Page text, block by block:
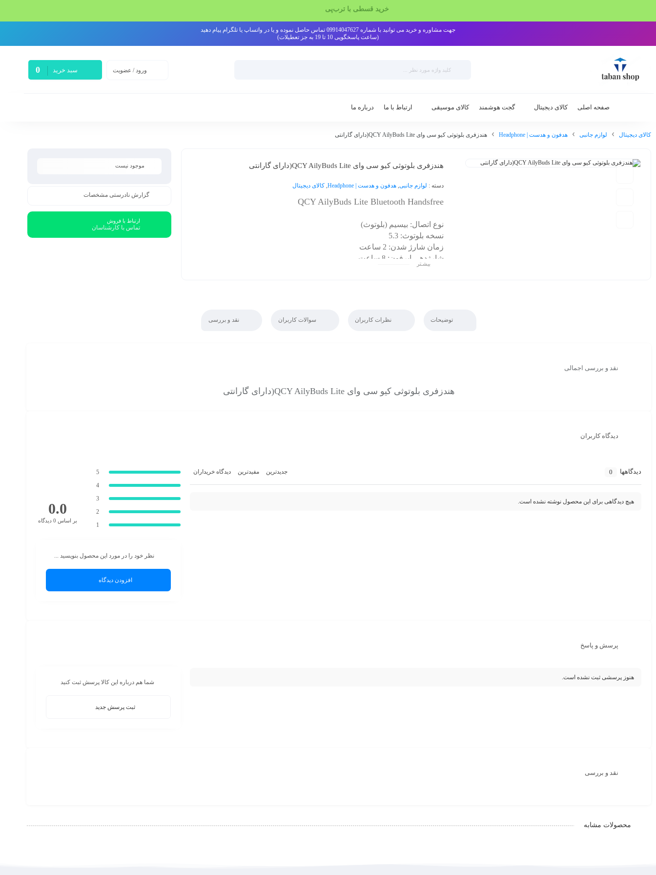
خرید قسطی با ترب‌پی
جهت مشاوره و خرید می توانید با شماره 09914047627 تماس حاصل نموده و یا در واتساپ یا تلگرام پیام دهید
(ساعت پاسخگویی 10 تا 19 به جز تعطیلات)
ورود / عضویت سبد خرید 0
صفحه اصلی کالای دیجیتال گجت هوشمند کالای موسیقی ارتباط با ما درباره ما
کالای دیجیتال لوازم جانبی هدفون و هدست | Headphone هندزفری بلوتوثی کیو سی وای QCY AilyBuds Lite(دارای گارانتی
هندزفری بلوتوثی کیو سی وای QCY AilyBuds Lite(دارای گارانتی
دسته : لوازم جانبی, هدفون و هدست | Headphone , کالای دیجیتال
QCY AilyBuds Lite Bluetooth Handsfree
نوع اتصال: بیسیم (بلوتوث)
نسخه بلوتوث: 5.3
زمان شارژ شدن: 2 ساعت
شارژدهی ایرفون: 8 ساعت
شارژدهی کیس: 20 ساعت
دارای قابلیت رد و پاسخ به تماس
بیشـتر
موجود نیست
گزارش نادرستی مشخصات
ارتباط با فروش
تماس با کارشناسان
توضیحات نظرات کاربران سوالات کاربران نقد و بررسی
نقد و بررسی اجمالی
هندزفری بلوتوثی کیو سی وای QCY AilyBuds Lite(دارای گارانتی
دیدگاه کاربران
دیدگاهها 0 جدیدترین مفیدترین دیدگاه خریداران
هیچ دیدگاهی برای این محصول نوشته نشده است.
5
4
3
2
1
0.0
بر اساس 0 دیدگاه
نظر خود را در مورد این محصول بنویسید ...
افزودن دیدگاه
پرسش و پاسخ
هنوز پرسشی ثبت نشده است.
شما هم درباره این کالا پرسش ثبت کنید
ثبت پرسش جدید
نقد و بررسی
محصولات مشابه